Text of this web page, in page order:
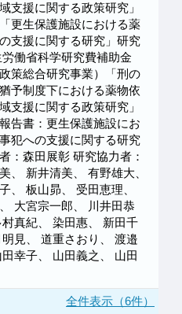
支援に関する政策研究」
更生保護施設における薬
支援に関する研究」研究
働省科学研究費補助金
政策総合研究事業）「刑の
予制度下における薬物依
支援に関する政策研究」
告書：更生保護施設にお
犯への支援に関する研究
：森田展彰 研究協力者：
、 新井清美、 有野雄大、
、 板山昴、 受田恵理、
大宮宗一郎、 川井田恭
真紀、 染田惠、 新田千
見、 道重さおり、 渡邉
幸子、 山田義之、 山田
全件表示（6件）